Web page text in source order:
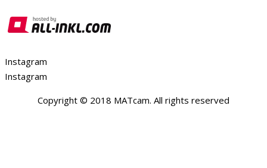
Instagram
Instagram
Copyright © 2018 MATcam. All rights reserved